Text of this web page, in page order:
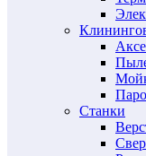
Станки